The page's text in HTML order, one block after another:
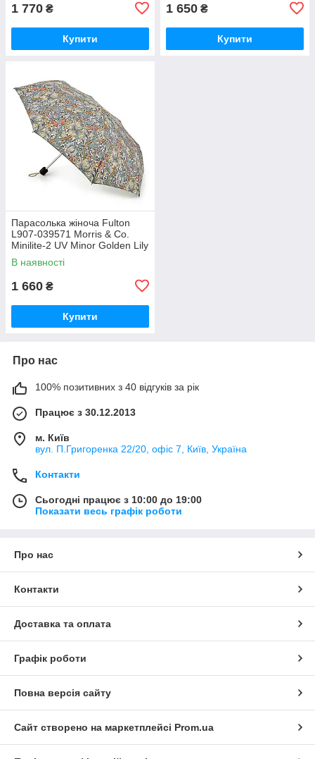
1 770 ₴
Купити
1 650 ₴
Купити
Парасолька жіноча Fulton
L907-039571 Morris & Co.
Minilite-2 UV Minor Golden Lily
Slate Manilla (Золота лілія)
В наявності
1 660 ₴
Купити
Про нас
100% позитивних з 40 відгуків за рік
Працює з 30.12.2013
м. Київ
вул. П.Григоренка 22/20, офіс 7, Київ, Україна
Контакти
Сьогодні працює з 10:00 до 19:00
Показати весь графік роботи
Про нас
Контакти
Доставка та оплата
Графік роботи
Повна версія сайту
Сайт створено на маркетплейсі Prom.ua